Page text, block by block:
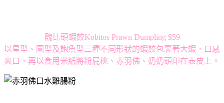
醜比頭蝦餃Kobitos Prawn Dumpling $59
以星型、圓型及飽魚型三種不同形狀的蝦餃包裹著大蝦，口感
爽口，再以食用米紙將粉屁桃、赤羽佛、奶奶頭印在表皮上。